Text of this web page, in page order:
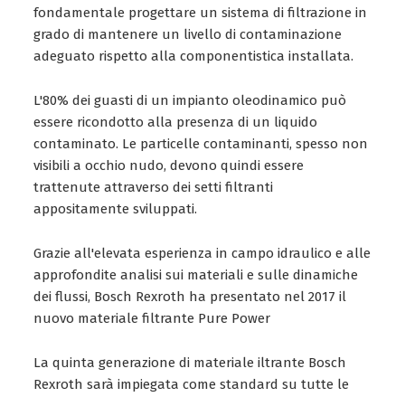
fondamentale progettare un sistema di filtrazione in
grado di mantenere un livello di contaminazione
adeguato rispetto alla componentistica installata.
L'80% dei guasti di un impianto oleodinamico può
essere ricondotto alla presenza di un liquido
contaminato. Le particelle contaminanti, spesso non
visibili a occhio nudo, devono quindi essere
trattenute attraverso dei setti filtranti
appositamente sviluppati.
Grazie all'elevata esperienza in campo idraulico e alle
approfondite analisi sui materiali e sulle dinamiche
dei flussi, Bosch Rexroth ha presentato nel 2017 il
nuovo materiale filtrante Pure Power
La quinta generazione di materiale iltrante Bosch
Rexroth sarà impiegata come standard su tutte le